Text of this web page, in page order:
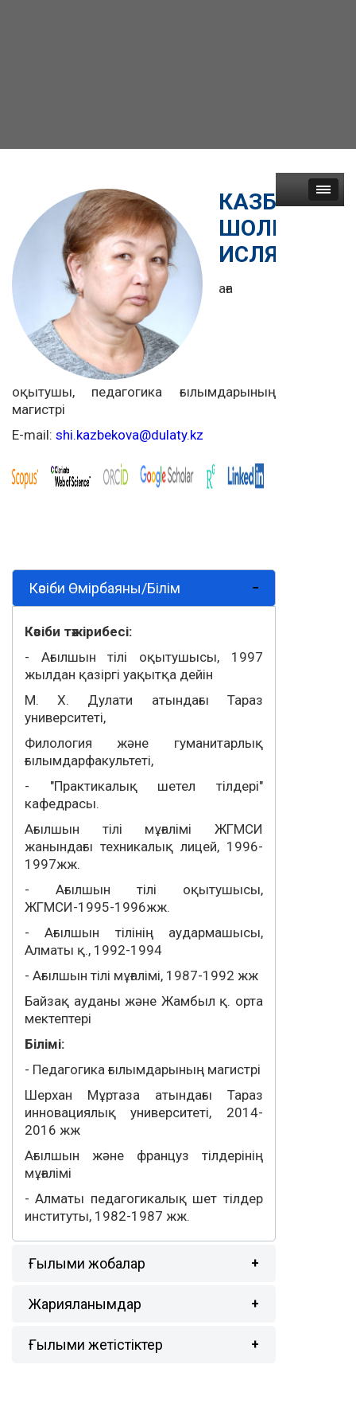
КАЗБЕКОВА
ШОЛПАН
аға
оқытушы, педагогика ғылымдарының
магистрі
E-mail: shi.kazbekova@dulaty.kz
Кәсіби Өмірбаяны/Білім
Кәсіби тәжірибесі:
- Ағылшын тілі оқытушысы, 1997
жылдан қазіргі уақытқа дейін
М. Х. Дулати атындағы Тараз
университеті,
Филология және гуманитарлық
ғылымдарфакультеті,
- "Практикалық шетел тілдері"
кафедрасы.
Ағылшын тілі мұғалімі ЖГМСИ
жанындағы техникалық лицей, 1996-
1997жж.
- Ағылшын тілі оқытушысы,
ЖГМСИ-1995-1996жж.
- Ағылшын тілінің аудармашысы,
Алматы қ., 1992-1994
- Ағылшын тілі мұғалімі, 1987-1992 жж
Байзақ ауданы және Жамбыл қ. орта
мектептері
Білімі:
- Педагогика ғылымдарының магистрі
Шерхан Мұртаза атындағы Тараз
инновациялық университеті, 2014-
2016 жж
Ағылшын және француз тілдерінің
мұғалімі
- Алматы педагогикалық шет тілдер
институты, 1982-1987 жж.
Ғылыми жобалар
Жарияланымдар
Ғылыми жетістіктер